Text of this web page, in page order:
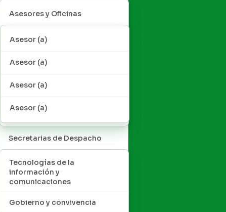
Asesores y Oficinas
Asesor (a)
Asesor (a)
Asesor (a)
Asesor (a)
Secretarias de Despacho
Tecnologías de la
información y
comunicaciones
Gobierno y convivencia